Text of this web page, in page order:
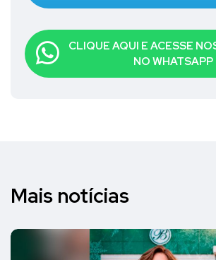
CLIQUE AQUI E ACESSE
NO WHATSAPP
Mais notícias